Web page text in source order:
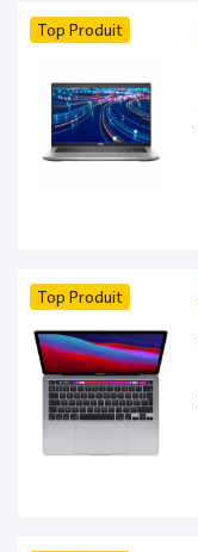
Top Produit
Top Produit